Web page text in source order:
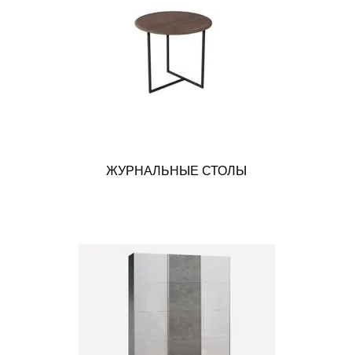
ЖУРНАЛЬНЫЕ СТОЛЫ